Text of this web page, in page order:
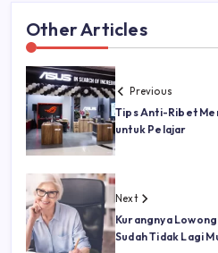
Other Articles
Previous
Tips Anti-Ribet
untuk Pelajar
Next
Kurangnya
Sudah Tidak Lagi